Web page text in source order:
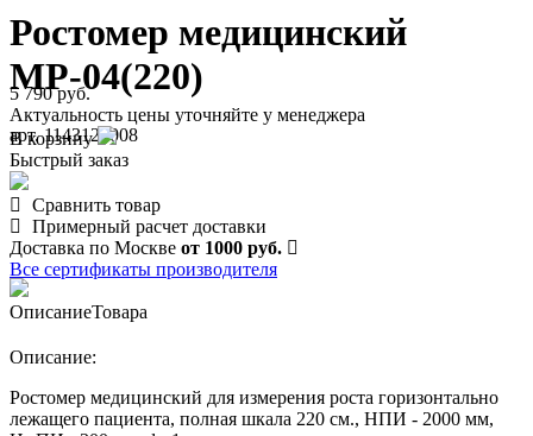
Ростомер медицинский
МР-04(220)
арт. 1143120008
5 790 руб.
Актуальность цены уточняйте у менеджера
В корзину
Быстрый заказ
Сравнить товар
Примерный расчет доставки
Доставка по Москве от 1000 руб.
Все сертификаты производителя
ОписаниеТовара
Описание:
Ростомер медицинский для измерения роста горизонтально
лежащего пациента, полная шкала 220 см., НПИ - 2000 мм,